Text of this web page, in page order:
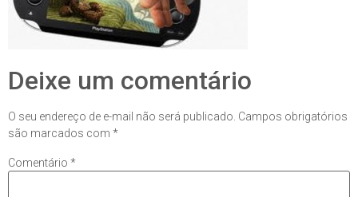
Deixe um comentário
O seu endereço de e-mail não será publicado. Campos obrigatórios
são marcados com *
Comentário *